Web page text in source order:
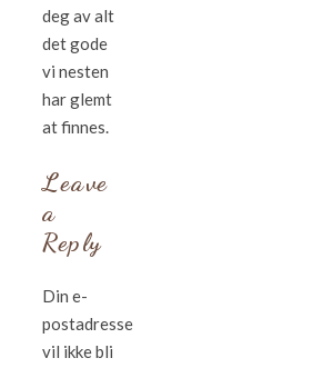
deg av alt
det gode
vi nesten
har glemt
at finnes.
Leave
a
Reply
Din e-
postadresse
vil ikke bli